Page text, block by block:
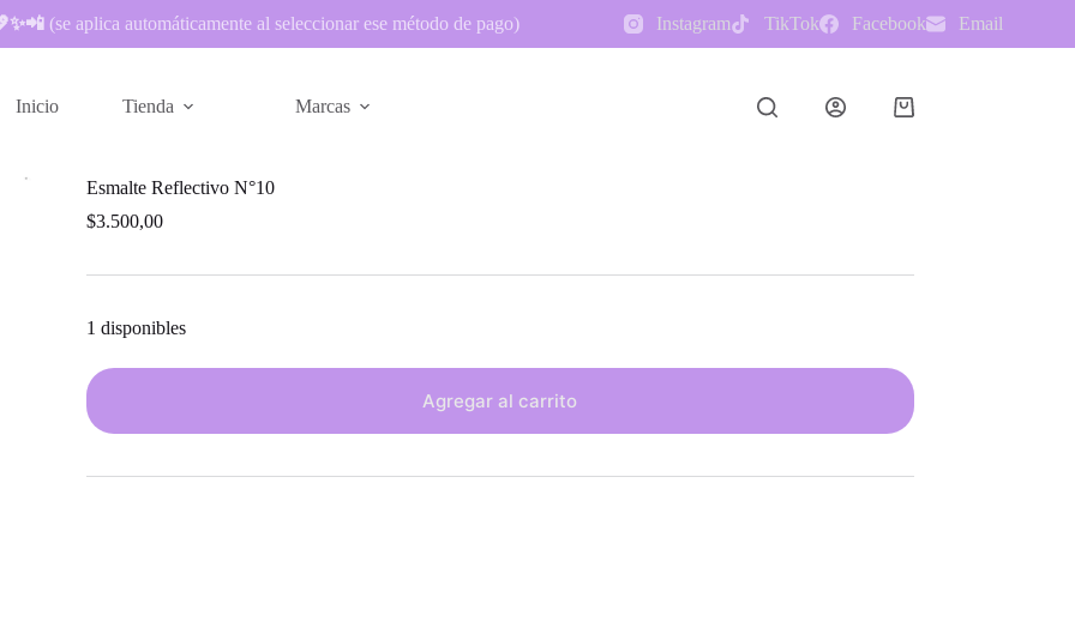
(se aplica automáticamente al seleccionar ese método de pago) Instagram TikTok Facebook Email
Inicio Tienda Marcas
Shopping
Esmalte Reflectivo N°10
$3.500,00
1 disponibles
Agregar al carrito